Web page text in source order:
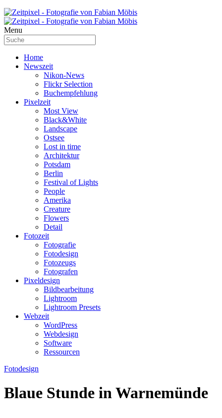
Menu
Home
Newszeit
Nikon-News
Flickr Selection
Buchempfehlung
Pixelzeit
Most View
Black&White
Landscape
Ostsee
Lost in time
Architektur
Potsdam
Berlin
Festival of Lights
People
Amerika
Creature
Flowers
Detail
Fotozeit
Fotografie
Fotodesign
Fotozeugs
Fotografen
Pixeldesign
Bildbearbeitung
Lightroom
Lightroom Presets
Webzeit
WordPress
Webdesign
Software
Ressourcen
Fotodesign
Blaue Stunde in Warnemünde